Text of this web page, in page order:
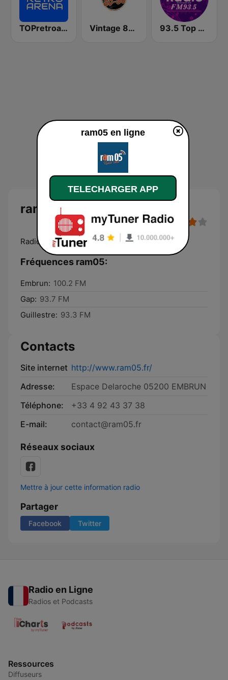
TOPretroarena Vintage 80 90 93.5 Top Radio FM
ram05
Radio libre associative
Fréquences ram05:
Embrun: 100.2 FM
Gap: 93.7 FM
Guillestre: 93.3 FM
Contacts
Site internet http://www.ram05.fr/
Adresse:
Espace Delaroche 05200 EMBRUN
Téléphone:
+33 4 92 43 37 38
E-mail:
contact@ram05.fr
Réseaux sociaux
Mettre à jour cette information radio
Partager
Facebook Twitter
Radio en Ligne
Radios et Podcasts
Ressources
Diffuseurs
ram05 en ligne
TELECHARGER APP